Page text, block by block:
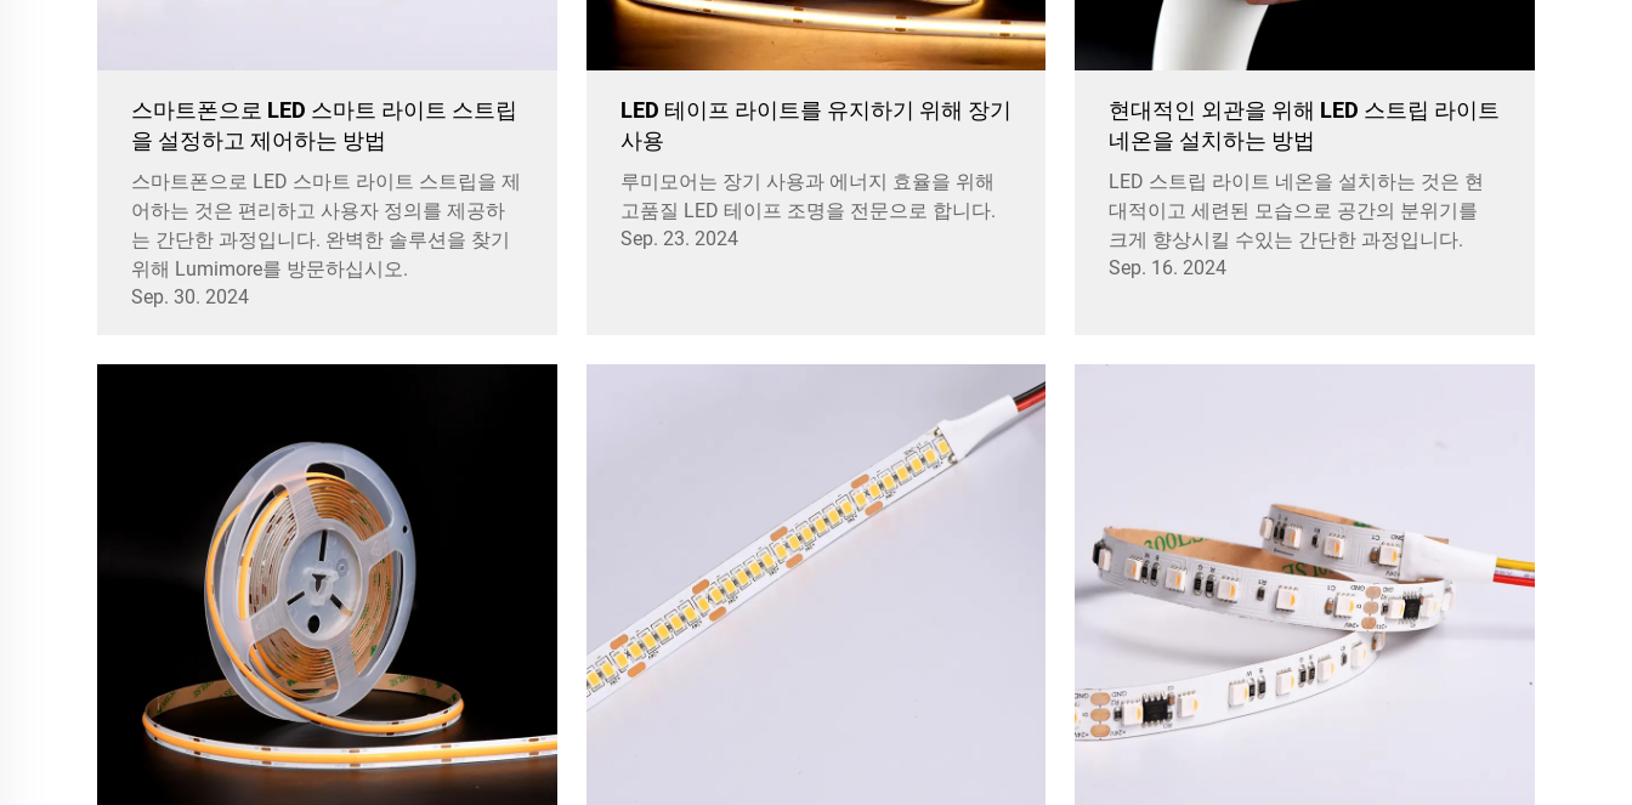
스마트폰으로 LED 스마트 라이트 스트립
을 설정하고 제어하는 방법
스마트폰으로 LED 스마트 라이트 스트립을 제
어하는 것은 편리하고 사용자 정의를 제공하
는 간단한 과정입니다. 완벽한 솔루션을 찾기
위해 Lumimore를 방문하십시오.
Sep. 30. 2024
LED 테이프 라이트를 유지하기 위해 장기
사용
루미모어는 장기 사용과 에너지 효율을 위해
고품질 LED 테이프 조명을 전문으로 합니다.
Sep. 23. 2024
현대적인 외관을 위해 LED 스트립 라이트
네온을 설치하는 방법
LED 스트립 라이트 네온을 설치하는 것은 현
대적이고 세련된 모습으로 공간의 분위기를
크게 향상시킬 수있는 간단한 과정입니다.
Sep. 16. 2024